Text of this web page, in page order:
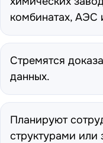
комбинатах, АЭС
Стремятся
данных.
Планируют
структурами или